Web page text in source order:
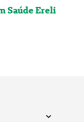
Saúde Ereli